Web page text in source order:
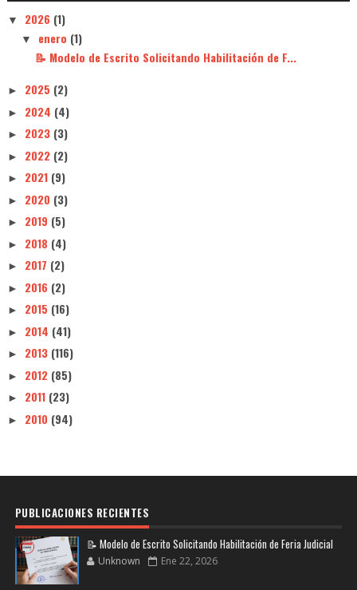
▼ 2026 (1)
▼ enero (1)
📝 Modelo de Escrito Solicitando Habilitación de F...
► 2025 (2)
► 2024 (4)
► 2023 (3)
► 2022 (2)
► 2021 (9)
► 2020 (3)
► 2019 (5)
► 2018 (4)
► 2017 (2)
► 2016 (2)
► 2015 (16)
► 2014 (41)
► 2013 (116)
► 2012 (85)
► 2011 (23)
► 2010 (94)
PUBLICACIONES RECIENTES
📝 Modelo de Escrito Solicitando Habilitación de Feria Judicial
Unknown Ene 22, 2026